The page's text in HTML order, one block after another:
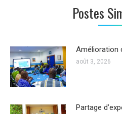
Postes
Amélioration
août 3, 2026
Partage